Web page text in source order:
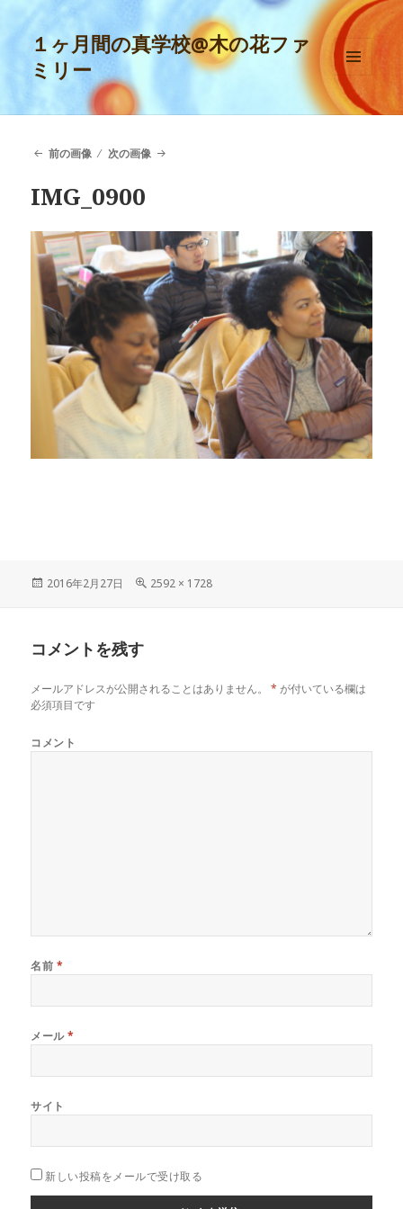
１ヶ月間の真学校@木の花ファ
ミリー
メニュ
ーとウ
ィジェ
前の画像
次の画像
IMG_0900
投
2016年2月27日
フ
2592 × 1728
コメントを残す
メールアドレスが公開されることはありません。 * が付いている欄は
必須項目です
コメント
名前 *
メール*
サイト
新しい投稿をメールで受け取る